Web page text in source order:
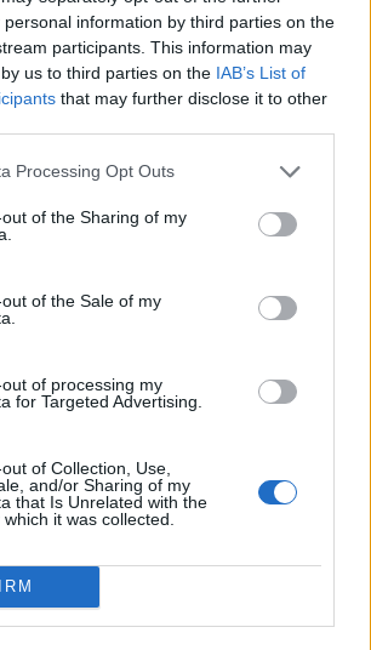
information by third parties on the
participants. This information may
us to third parties on the IAB’s List of
that may further disclose it to other
Processing Opt Outs
of the Sharing of my
of the Sale of my
of processing my
for Targeted Advertising.
of Collection, Use,
and/or Sharing of my
that Is Unrelated with the
it was collected.
di Tapparello
2026
Dolce prende Dumani dalla Torres,
Sorgente, Lopes, Limberti e Cherchi
riparte dai pilastri Masia, Pinna e
il primo acquisto è Loru
2026
si completa con Markic, Contucci,